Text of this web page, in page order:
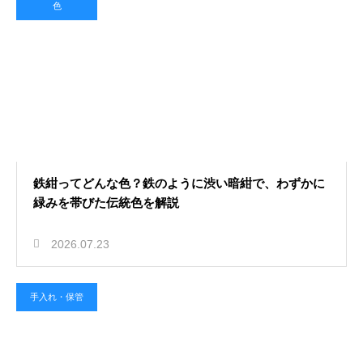
色
鉄紺ってどんな色？鉄のように渋い暗紺で、わずかに
緑みを帯びた伝統色を解説
2026.07.23
手入れ・保管